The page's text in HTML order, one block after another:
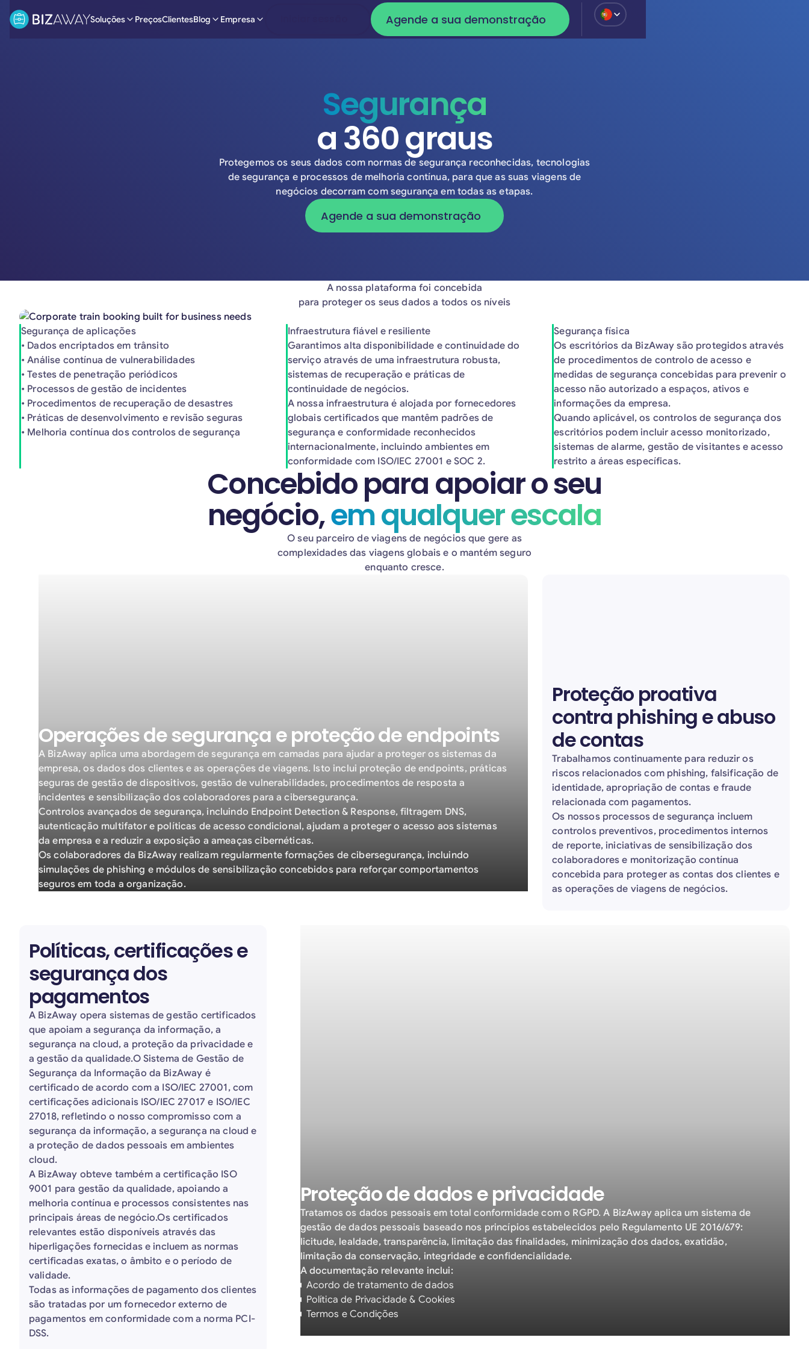
Soluções PreçosClientesBlog Empresa Iniciar sessão Agende a sua demonstração
Agende a sua demonstração
Segurança
a 360 graus
Protegemos os seus dados com normas de segurança reconhecidas, tecnologias
de segurança e processos de melhoria contínua, para que as suas viagens de
negócios decorram com segurança em todas as etapas.
Agende a sua demonstração
Agende a sua demonstração
A nossa plataforma foi concebida
para proteger os seus dados a todos os níveis
Segurança de aplicações
• Dados encriptados em trânsito
• Análise contínua de vulnerabilidades
• Testes de penetração periódicos
• Processos de gestão de incidentes
• Procedimentos de recuperação de desastres
• Práticas de desenvolvimento e revisão seguras
• Melhoria contínua dos controlos de segurança
Infraestrutura fiável e resiliente
Garantimos alta disponibilidade e continuidade do
serviço através de uma infraestrutura robusta,
sistemas de recuperação e práticas de
continuidade de negócios.
A nossa infraestrutura é alojada por fornecedores
globais certificados que mantêm padrões de
segurança e conformidade reconhecidos
internacionalmente, incluindo ambientes em
conformidade com ISO/IEC 27001 e SOC 2.
Segurança física
Os escritórios da BizAway são protegidos através
de procedimentos de controlo de acesso e
medidas de segurança concebidas para prevenir o
acesso não autorizado a espaços, ativos e
informações da empresa.
Quando aplicável, os controlos de segurança dos
escritórios podem incluir acesso monitorizado,
sistemas de alarme, gestão de visitantes e acesso
restrito a áreas específicas.
Concebido para apoiar o seu
negócio,em qualquer escala
O seu parceiro de viagens de negócios que gere as
complexidades das viagens globais e o mantém seguro
enquanto cresce.
Operações de segurança e proteção de endpoints
A BizAway aplica uma abordagem de segurança em camadas para ajudar a proteger os sistemas da
empresa, os dados dos clientes e as operações de viagens. Isto inclui proteção de endpoints, práticas
seguras de gestão de dispositivos, gestão de vulnerabilidades, procedimentos de resposta a
incidentes e sensibilização dos colaboradores para a cibersegurança.
Controlos avançados de segurança, incluindo Endpoint Detection & Response, filtragem DNS,
autenticação multifator e políticas de acesso condicional, ajudam a proteger o acesso aos sistemas
da empresa e a reduzir a exposição a ameaças cibernéticas.
Os colaboradores da BizAway realizam regularmente formações de cibersegurança, incluindo
simulações de phishing e módulos de sensibilização concebidos para reforçar comportamentos
seguros em toda a organização.
Proteção proativa
contra phishing e abuso
de contas
Trabalhamos continuamente para reduzir os
riscos relacionados com phishing, falsificação de
identidade, apropriação de contas e fraude
relacionada com pagamentos.
Os nossos processos de segurança incluem
controlos preventivos, procedimentos internos
de reporte, iniciativas de sensibilização dos
colaboradores e monitorização contínua
concebida para proteger as contas dos clientes e
as operações de viagens de negócios.
Políticas, certificações e
segurança dos
pagamentos
A BizAway opera sistemas de gestão certificados
que apoiam a segurança da informação, a
segurança na cloud, a proteção da privacidade e
a gestão da qualidade.O Sistema de Gestão de
Segurança da Informação da BizAway é
certificado de acordo com a ISO/IEC 27001, com
certificações adicionais ISO/IEC 27017 e ISO/IEC
27018, refletindo o nosso compromisso com a
segurança da informação, a segurança na cloud e
a proteção de dados pessoais em ambientes
cloud.
A BizAway obteve também a certificação ISO
9001 para gestão da qualidade, apoiando a
melhoria contínua e processos consistentes nas
principais áreas de negócio.Os certificados
relevantes estão disponíveis através das
hiperligações fornecidas e incluem as normas
certificadas exatas, o âmbito e o período de
validade.
Todas as informações de pagamento dos clientes
são tratadas por um fornecedor externo de
pagamentos em conformidade com a norma PCI-
DSS.
Proteção de dados e privacidade
Tratamos os dados pessoais em total conformidade com o RGPD. A BizAway aplica um sistema de
gestão de dados pessoais baseado nos princípios estabelecidos pelo Regulamento UE 2016/679:
licitude, lealdade, transparência, limitação das finalidades, minimização dos dados, exatidão,
limitação da conservação, integridade e confidencialidade.
A documentação relevante inclui:
Acordo de tratamento de dados
Política de Privacidade & Cookies
Termos e Condições